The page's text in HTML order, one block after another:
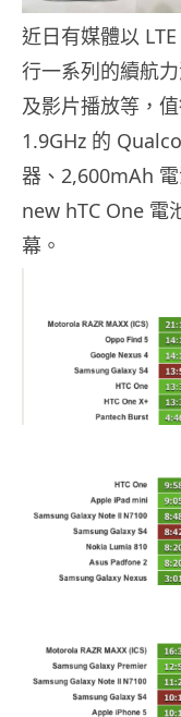
近日有媒體以
行一系列的續航
及影片播放等，
1.9GHz 的
器、2,600mAh
new hTC One 電
幕。